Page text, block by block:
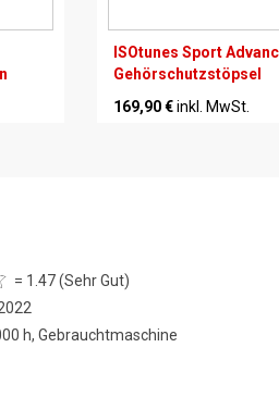
ISOtunes Sport
Gehörschutzstöpsel
169,90 € inkl. MwSt.
= 1.47 (Sehr Gut)
h, Gebrauchtmaschine